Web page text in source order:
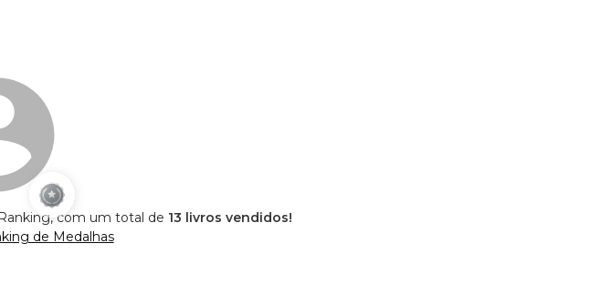
com um total de 13 livros vendidos!
de Medalhas